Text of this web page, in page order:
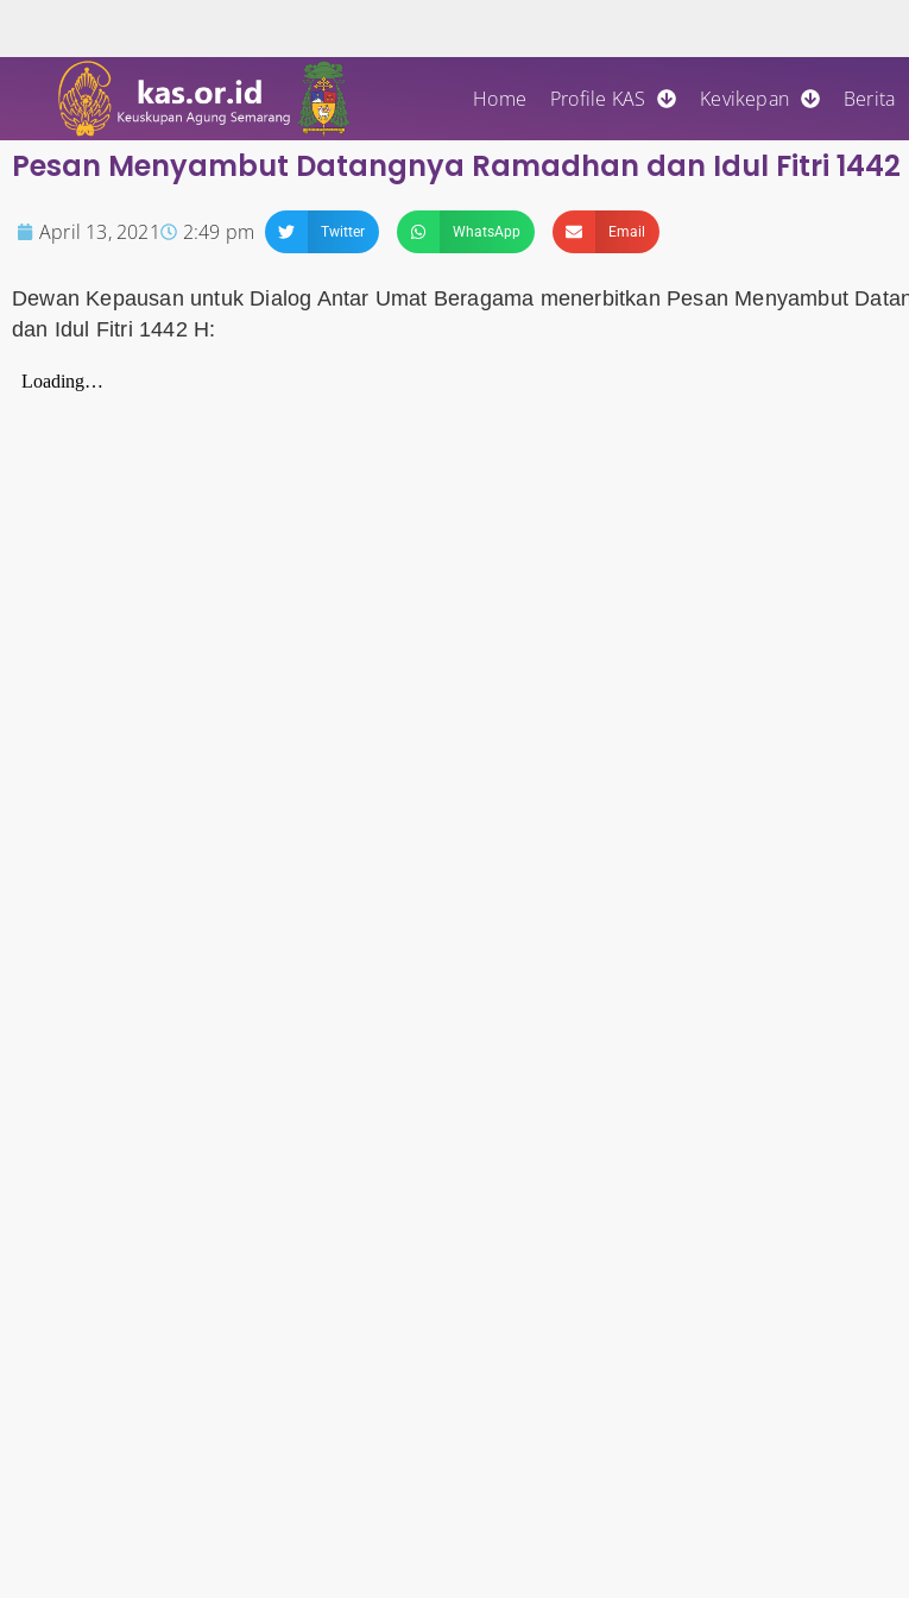
Home Profile KAS Kevikepan Berita
Pesan Menyambut Datangnya Ramadhan dan Idul Fitri 1442
April 13, 2021 2:49 pm Twitter WhatsApp Email
Dewan Kepausan untuk Dialog Antar Umat Beragama menerbitkan Pesan Menyambut
dan Idul Fitri 1442 H: